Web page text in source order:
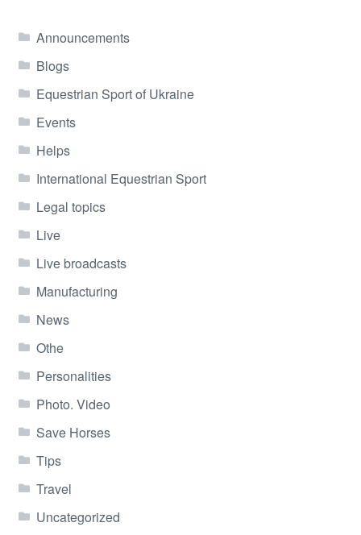
Announcements
Blogs
Equestrian Sport of Ukraine
Events
Helps
International Equestrian Sport
Legal topics
Live
Live broadcasts
Manufacturing
News
Othe
Personalities
Photo. Video
Save Horses
Tips
Travel
Uncategorized